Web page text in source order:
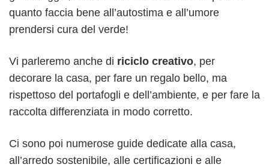
quanto faccia bene all’autostima e all’umore
prendersi cura del verde!
Vi parleremo anche di riciclo creativo, per
decorare la casa, per fare un regalo bello, ma
rispettoso del portafogli e dell’ambiente, e per fare la
raccolta differenziata in modo corretto.
Ci sono poi numerose guide dedicate alla casa,
all’arredo sostenibile, alle certificazioni e alle